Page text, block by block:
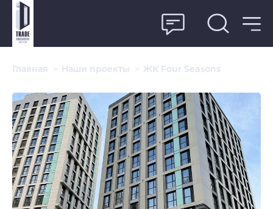
Главная > Наши проекты > ЖК Four Seasons